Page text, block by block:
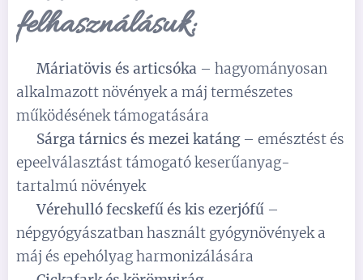
felhasználásuk:
Máriatövis és articsóka – hagyományosan
alkalmazott növények a máj természetes
működésének támogatására
Sárga tárnics és mezei katáng– emésztést és
epeelválasztást támogató keserűanyag-
tartalmú növények
✅Vérehulló fecskefű és kis ezerjófű –
népgyógyászatban használt gyógynövények a
máj és epehólyag harmonizálására